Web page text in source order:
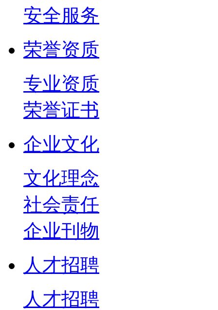
安全服务
荣誉资质
专业资质
荣誉证书
企业文化
文化理念
社会责任
企业刊物
人才招聘
人才招聘